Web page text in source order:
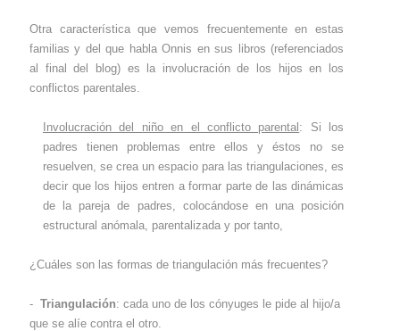
Otra característica que vemos frecuentemente en estas
familias y del que habla Onnis en sus libros (referenciados
al final del blog) es la involucración de los hijos en los
conflictos parentales.
Involucración del niño en el conflicto parental : Si los
padres tienen problemas entre ellos y éstos no se
resuelven, se crea un espacio para las triangulaciones, es
decir que los hijos entren a formar parte de las dinámicas
de la pareja de padres, colocándose en una posición
estructural anómala, parentalizada y por tanto,
¿Cuáles son las formas de triangulación más frecuentes?
- Triangulación: cada uno de los cónyuges le pide al hijo/a
que se alíe contra el otro.